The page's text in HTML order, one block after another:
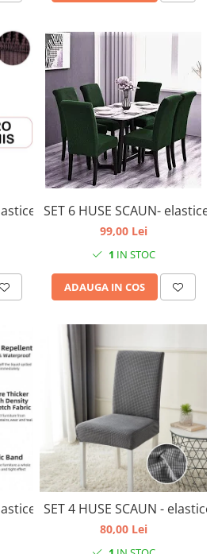
marime universala, culoare
SET 6 HUSE SCAUN-
99,00 Lei
1 IN STOC
ADAUGA IN COS
universale, culoare verde
80,00 Lei